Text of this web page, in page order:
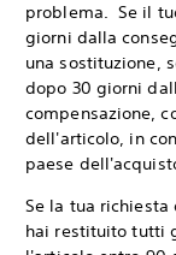
problema. Se il
giorni dalla
una sostituzione,
dopo 30 giorni
compensazione,
dell'articolo, in
paese
Se la tua
hai restituito tutti